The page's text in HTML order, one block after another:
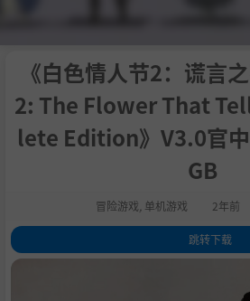
《白色情人节2：谎言
2: The Flower That
lete Edition》V3.0官
GB
冒险游戏 单机游戏 2年前
跳转下载
1.关于这款游戏